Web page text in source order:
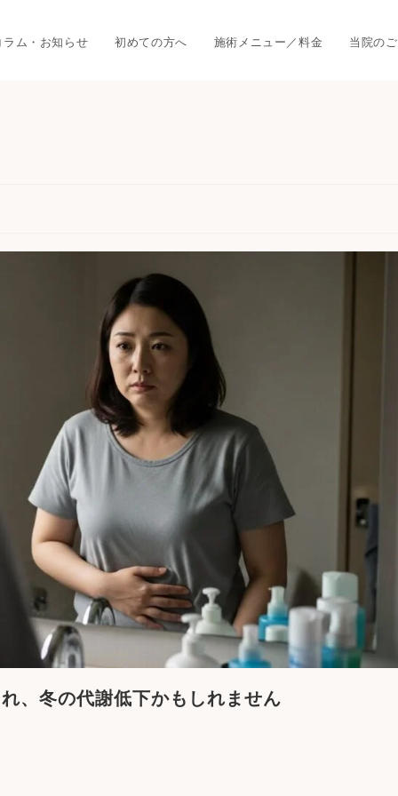
ラム・お知らせ 初めての方へ 施術メニュー／料金 当院の
、冬の代謝低下かもしれません